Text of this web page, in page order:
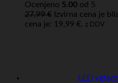
Ocenjeno 5.00 od 5
27,99€ Izvirna cena je
cena je: 19,99 €. z DDV
LED